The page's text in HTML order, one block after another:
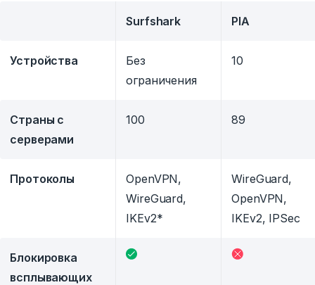
Surfshark PIA
Устройства
Без
ограничения
10
Страны с
серверами
100 89
Протоколы
OpenVPN,
WireGuard,
IKEv2*
WireGuard,
OpenVPN,
IKEv2, IPSec
Блокировка
всплывающих